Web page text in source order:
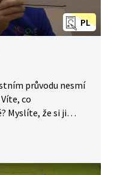
PL
průvodu nesmí
co
Myslíte, že si ji
pásku, šídlo,
fix